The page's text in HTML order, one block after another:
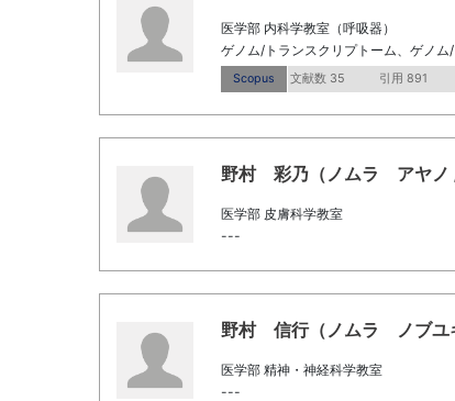
医学部 内科学教室（呼吸器）
ゲノム/トランスクリプトーム、ゲノ
Scopus 文献数 35 引用 891
野村 彩乃（ノムラ アヤノ
医学部 皮膚科学教室
---
野村 信行（ノムラ ノブユ
医学部 精神・神経科学教室
---